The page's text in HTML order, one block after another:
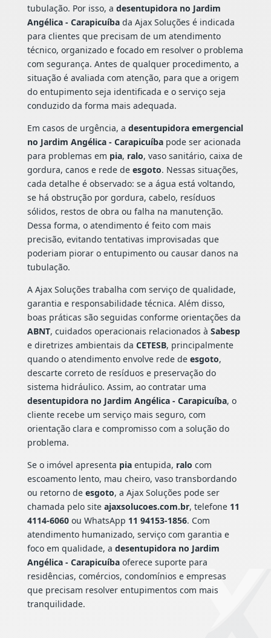
tubulação. Por isso, a desentupidora no Jardim
Angélica - Carapicuíbada Ajax Soluções é indicada
para clientes que precisam de um atendimento
técnico, organizado e focado em resolver o problema
com segurança. Antes de qualquer procedimento, a
situação é avaliada com atenção, para que a origem
do entupimento seja identificada e o serviço seja
conduzido da forma mais adequada.
Em casos de urgência, a desentupidora emergencial
no Jardim Angélica - Carapicuíbapode ser acionada
para problemas em pia, ralo, vaso sanitário, caixa de
gordura, canos e rede de esgoto. Nessas situações,
cada detalhe é observado: se a água está voltando,
se há obstrução por gordura, cabelo, resíduos
sólidos, restos de obra ou falha na manutenção.
Dessa forma, o atendimento é feito com mais
precisão, evitando tentativas improvisadas que
poderiam piorar o entupimento ou causar danos na
tubulação.
A Ajax Soluções trabalha com serviço de qualidade,
garantia e responsabilidade técnica. Além disso,
boas práticas são seguidas conforme orientações da
ABNT, cuidados operacionais relacionados à Sabesp
e diretrizes ambientais da CETESB, principalmente
quando o atendimento envolve rede de esgoto,
descarte correto de resíduos e preservação do
sistema hidráulico. Assim, ao contratar uma
desentupidora no Jardim Angélica - Carapicuíba, o
cliente recebe um serviço mais seguro, com
orientação clara e compromisso com a solução do
problema.
Se o imóvel apresenta piaentupida, ralo com
escoamento lento, mau cheiro, vaso transbordando
ou retorno de esgoto, a Ajax Soluções pode ser
chamada pelo site ajaxsolucoes.com.br, telefone 11
4114-6060ou WhatsApp 11 94153-1856. Com
atendimento humanizado, serviço com garantia e
foco em qualidade, a desentupidora no Jardim
Angélica - Carapicuíbaoferece suporte para
residências, comércios, condomínios e empresas
que precisam resolver entupimentos com mais
tranquilidade.